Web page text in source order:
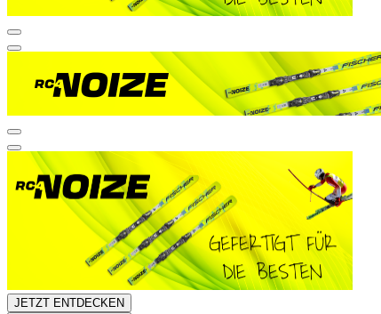
JETZT ENTDECKEN